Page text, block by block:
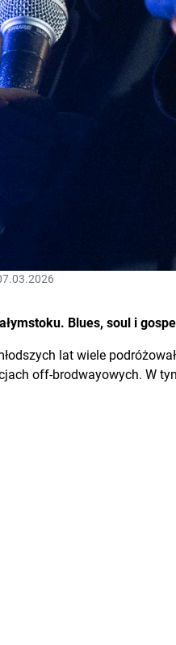
Blues, soul i
lat wiele
off-brodwayowych. W